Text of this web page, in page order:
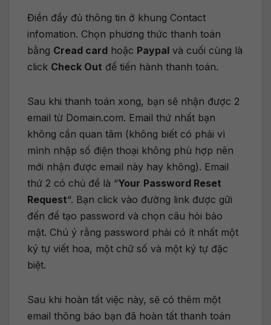
Điền đầy đủ thông tin ở khung Contact
infomation. Chọn phương thức thanh toán
bằng Cread card hoặc Paypal và cuối cùng là
click Check Out để tiến hành thanh toán.
Sau khi thanh toán xong, bạn sẽ nhận được 2
email từ Domain.com. Email thứ nhất bạn
không cần quan tâm (không biết có phải vì
mình nhập số điện thoại không phù hợp nên
mới nhận được email này hay không). Email
thứ 2 có chủ đề là “Your Password Reset
Request“. Bạn click vào đường link được gữi
đến để tạo password và chọn câu hỏi bảo
mật. Chú ý rằng password phải có ít nhất một
ký tự viết hoa, một chữ số và một ký tự đặc
biệt.
Sau khi hoàn tất việc này, sẽ có thêm một
email thông báo bạn đã hoàn tất thanh toán